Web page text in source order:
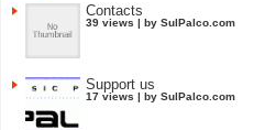
Contacts
39 views | by SulPalco.com
Support us
17 views | by SulPalco.com